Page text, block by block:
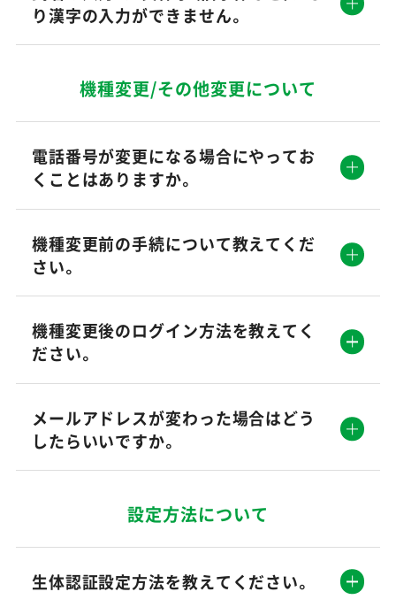
り漢字の入力ができません。
機種変更/その他変更について
電話番号が変更になる場合にやってお
くことはありますか。
機種変更前の手続について教えてくだ
さい。
機種変更後のログイン方法を教えてく
ださい。
メールアドレスが変わった場合はどう
したらいいですか。
設定方法について
生体認証設定方法を教えてください。